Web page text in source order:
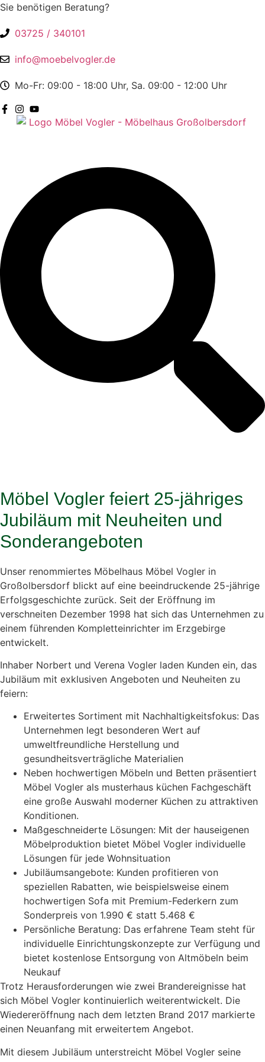
Zum
springen
Sie benötigen Beratung?
03725 / 340101
info@moebelvogler.de
Mo-Fr: 09:00 - 18:00 Uhr, Sa. 09:00 - 12:00 Uhr
Möbel Vogler feiert 25-jähriges
Jubiläum mit Neuheiten und
Sonderangeboten
Unser renommiertes Möbelhaus Möbel Vogler in
Großolbersdorf blickt auf eine beeindruckende 25-jährige
Erfolgsgeschichte zurück. Seit der Eröffnung im
verschneiten Dezember 1998 hat sich das Unternehmen zu
einem führenden Kompletteinrichter im Erzgebirge
entwickelt.
Inhaber Norbert und Verena Vogler laden Kunden ein, das
Jubiläum mit exklusiven Angeboten und Neuheiten zu
feiern:
Erweitertes Sortiment mit Nachhaltigkeitsfokus: Das
Unternehmen legt besonderen Wert auf
umweltfreundliche Herstellung und
gesundheitsverträgliche Materialien
Neben hochwertigen Möbeln und Betten präsentiert
Möbel Vogler als musterhaus küchen Fachgeschäft
eine große Auswahl moderner Küchen zu attraktiven
Konditionen.
Maßgeschneiderte Lösungen: Mit der hauseigenen
Möbelproduktion bietet Möbel Vogler individuelle
Lösungen für jede Wohnsituation
Jubiläumsangebote: Kunden profitieren von
speziellen Rabatten, wie beispielsweise einem
hochwertigen Sofa mit Premium-Federkern zum
Sonderpreis von 1.990 € statt 5.468 €
Persönliche Beratung: Das erfahrene Team steht für
individuelle Einrichtungskonzepte zur Verfügung und
bietet kostenlose Entsorgung von Altmöbeln beim
Neukauf
Trotz Herausforderungen wie zwei Brandereignisse hat
sich Möbel Vogler kontinuierlich weiterentwickelt. Die
Wiedereröffnung nach dem letzten Brand 2017 markierte
einen Neuanfang mit erweitertem Angebot.
Mit diesem Jubiläum unterstreicht Möbel Vogler seine